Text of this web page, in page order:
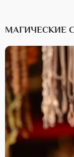
МАГИЧЕСКИЕ